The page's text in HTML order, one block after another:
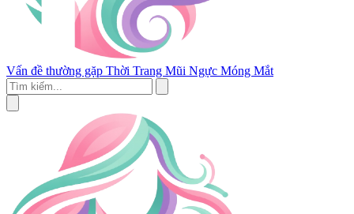
Vấn đề thường gặp Thời Trang Mũi Ngực Móng Mắt